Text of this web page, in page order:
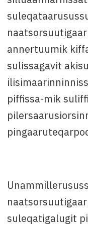
annertuumik
sulissagavit
piffissa-mik
suleqatigalugit